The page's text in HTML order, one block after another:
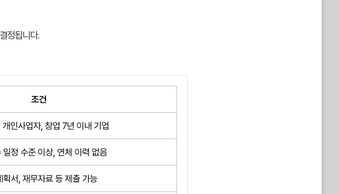
정됩니다.
조건
개인사업자, 창업 7년 이내 기업
일정 수준 이상, 연체 이력 없음
획서, 재무자료 등 제출 가능